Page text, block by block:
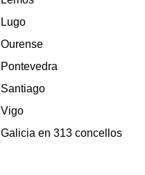
Lugo
Ourense
Pontevedra
Santiago
Vigo
Galicia en 313 concellos